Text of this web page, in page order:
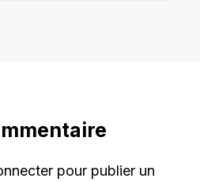
pour publier un